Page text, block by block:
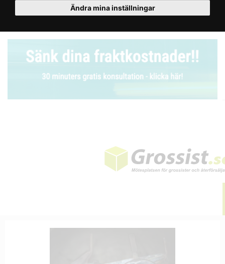
Ändra mina inställningar